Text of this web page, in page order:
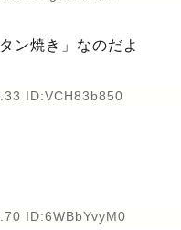
ン焼き」なのだよ
ID:VCH83b850
ID:6WBbYvyM0